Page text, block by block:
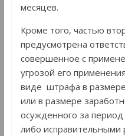
месяцев.
Кроме того, частью
предусмотрена
совершенное с
угрозой его
виде штрафа в
или в размере
осужденного за
либо исправительными